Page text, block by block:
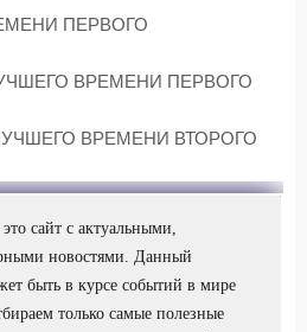
ПЕРВОГО
ВРЕМЕНИ ПЕРВОГО
ВРЕМЕНИ ВТОРОГО
это сайт с актуальными,
новостями. Данный
быть в курсе событий в мире
только самые полезные